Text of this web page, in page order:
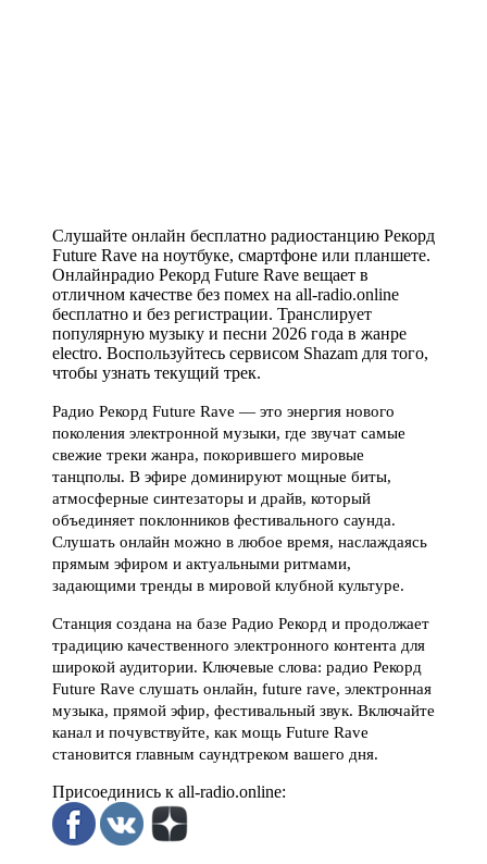
Слушайте онлайн бесплатно радиостанцию Рекорд
Future Rave на ноутбуке, смартфоне или планшете.
Онлайнрадио Рекорд Future Rave вещает в
отличном качестве без помех на all-radio.online
бесплатно и без регистрации. Транслирует
популярную музыку и песни 2026 года в жанре
electro. Воспользуйтесь сервисом Shazam для того,
чтобы узнать текущий трек.
Радио Рекорд Future Rave — это энергия нового
поколения электронной музыки, где звучат самые
свежие треки жанра, покорившего мировые
танцполы. В эфире доминируют мощные биты,
атмосферные синтезаторы и драйв, который
объединяет поклонников фестивального саунда.
Слушать онлайн можно в любое время, наслаждаясь
прямым эфиром и актуальными ритмами,
задающими тренды в мировой клубной культуре.
Станция создана на базе Радио Рекорд и продолжает
традицию качественного электронного контента для
широкой аудитории. Ключевые слова: радио Рекорд
Future Rave слушать онлайн, future rave, электронная
музыка, прямой эфир, фестивальный звук. Включайте
канал и почувствуйте, как мощь Future Rave
становится главным саундтреком вашего дня.
Присоединись к all-radio.online: